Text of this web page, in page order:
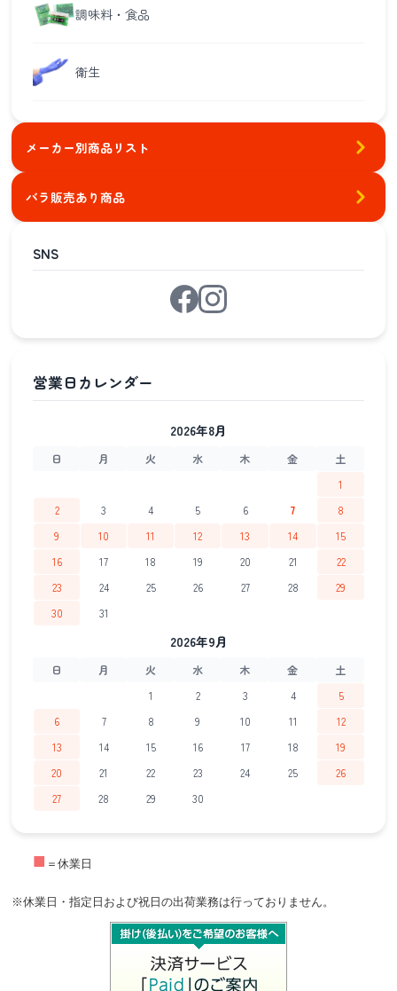
調味料・食品
衛生
メーカー別商品リスト
バラ販売あり商品
SNS
2026年8月
日 月 火 水 木 金
土
1
2
3 4 5 6 7
8
9
10 11 12 13 14
15
16
17 18 19 20 21
22
23
24 25 26 27 28
29
30
31
2026年9月
日 月 火 水 木 金
土
1
2 3 4
5
6
7 8 9 10 11
12
13
14 15 16 17 18
19
20
21 22 23 24 25
26
27
28 29 30
■ ＝休業日
※休業日・指定日および祝日の出荷業務は行っておりません。